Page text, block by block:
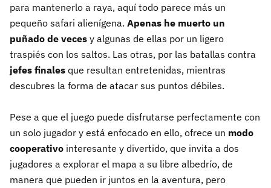
para mantenerlo a raya, aquí todo parece más un
pequeño safari alienígena. Apenas he muerto un
puñado de veces y algunas de ellas por un ligero
traspiés con los saltos. Las otras, por las batallas contra
jefes finales que resultan entretenidas, mientras
descubres la forma de atacar sus puntos débiles.
Pese a que el juego puede disfrutarse perfectamente con
un solo jugador y está enfocado en ello, ofrece un modo
cooperativo interesante y divertido, que invita a dos
jugadores a explorar el mapa a su libre albedrío, de
manera que pueden ir juntos en la aventura, pero